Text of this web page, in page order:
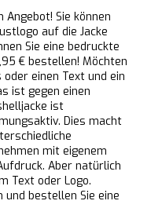
Sie können
auf die Jacke
Sie eine bedruckte
€ bestellen! Möchten
einen Text und ein
ist gegen einen
ist
Dies macht
mit eigenem
Aber natürlich
Text oder Logo.
und bestellen Sie eine